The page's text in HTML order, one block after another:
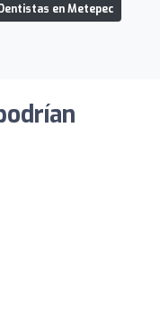
Dentistas en Metepec